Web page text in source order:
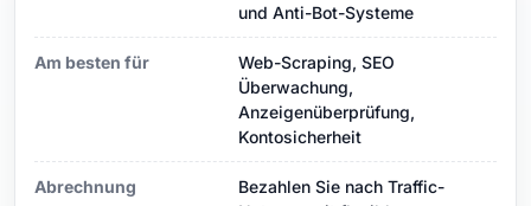
und Anti-Bot-Systeme
Am besten für
Web-Scraping, SEO
Überwachung,
Anzeigenüberprüfung,
Kontosicherheit
Abrechnung
Bezahlen Sie nach Traffic-